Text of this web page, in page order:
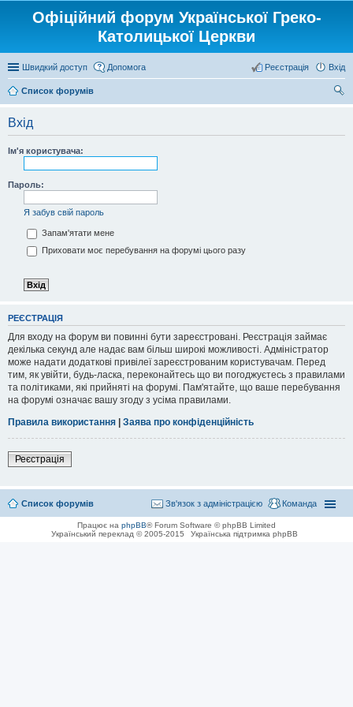
Офіційний форум Української Греко-
Католицької Церкви
Швидкий доступ Допомога Вхід
Реєстрація
Список форумів
Вхід
Ім'я користувача:
Пароль:
Я забув свій пароль
Запам'ятати мене
Приховати моє перебування на форумі цього разу
РЕЄСТРАЦІЯ
Для входу на форум ви повинні бути зареєстровані. Реєстрація займає
декілька секунд але надає вам більш широкі можливості. Адміністратор
може надати додаткові привілеї зареєстрованим користувачам. Перед
тим, як увійти, будь-ласка, переконайтесь що ви погоджуєтесь з правилами
та політиками, які прийняті на форумі. Пам'ятайте, що ваше перебування
на форумі означає вашу згоду з усіма правилами.
Правила використання | Заява про конфіденційність
Реєстрація
Список форумів Команда
Зв'язок з адміністрацією
Працює на phpBB® Forum Software © phpBB Limited
Український переклад © 2005-2015
Українська підтримка phpBB